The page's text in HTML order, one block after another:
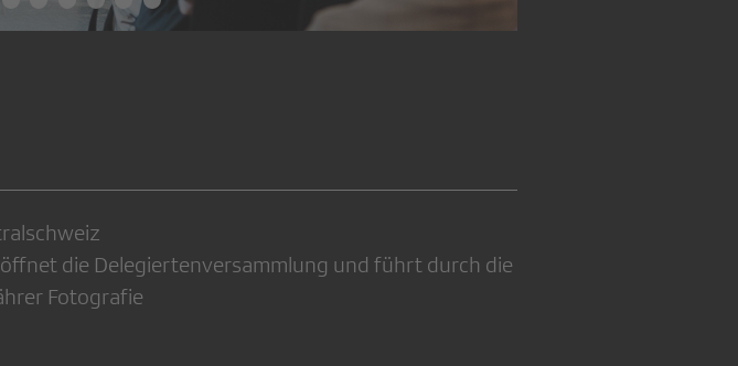
die Delegiertenversammlung und führt durch die
Fotografie